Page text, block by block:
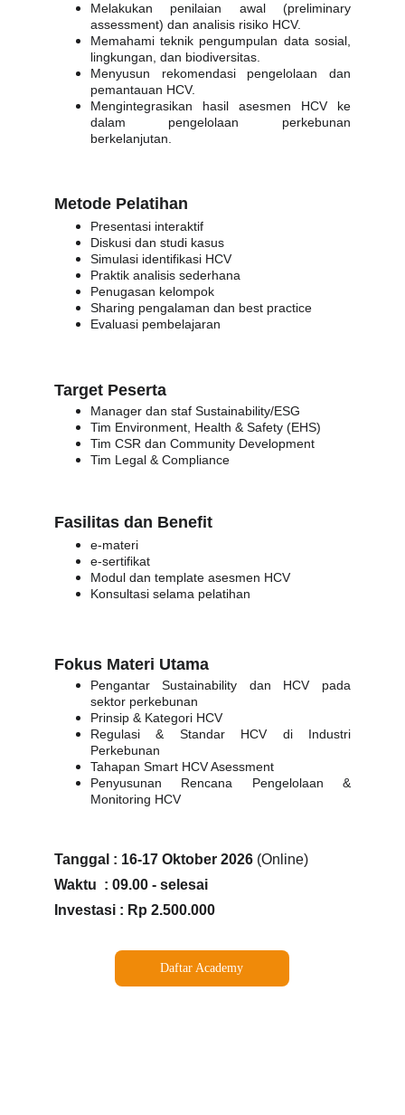
Melakukan penilaian awal (preliminary
assessment) dan analisis risiko HCV.
Memahami teknik pengumpulan data sosial,
lingkungan, dan biodiversitas.
Menyusun rekomendasi pengelolaan dan
pemantauan HCV.
Mengintegrasikan hasil asesmen HCV ke
dalam pengelolaan perkebunan
berkelanjutan.
Metode Pelatihan
Target Peserta
Manager dan staf Sustainability/ESG
Tim Environment, Health & Safety (EHS)
Tim CSR dan Community Development
Tim Legal & Compliance
Presentasi interaktif
Diskusi dan studi kasus
Simulasi identifikasi HCV
Praktik analisis sederhana
Penugasan kelompok
Sharing pengalaman dan best practice
Evaluasi pembelajaran
Fasilitas dan Benefit
e-materi
e-sertifikat
Modul dan template asesmen HCV
Konsultasi selama pelatihan
Fokus Materi Utama
Pengantar Sustainability dan HCV pada
sektor perkebunan
Prinsip & Kategori HCV
Regulasi & Standar HCV di Industri
Perkebunan
Tahapan Smart HCV Asessment
Penyusunan Rencana Pengelolaan &
Monitoring HCV
Tanggal : 16-17 Oktober 2026 (Online)
Waktu  : 09.00 - selesai
Investasi : Rp 2.500.000
Daftar Academy